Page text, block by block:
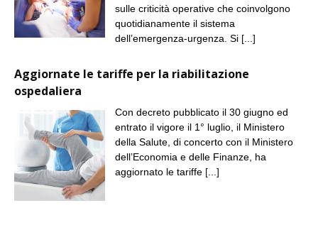
sulle criticità operative che coinvolgono
quotidianamente il sistema
dell’emergenza-urgenza. Si [...]
Aggiornate le tariffe per la riabilitazione
ospedaliera
Con decreto pubblicato il 30 giugno ed
entrato il vigore il 1° luglio, il Ministero
della Salute, di concerto con il Ministero
dell’Economia e delle Finanze, ha
aggiornato le tariffe [...]